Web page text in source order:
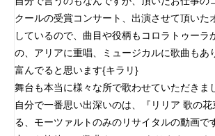
クールの受賞コンサート、出演させて頂いた
しているので、曲目や役柄もコロラトゥーラ
の、アリアに重唱、ミュージカルに歌曲もあ
富んでると思います{キラリ}
舞台も本当に様々な所で歌わせていただきま
自分で一番思い出深いのは、『リリア 歌の
る、モーツァルトのみのリサイタルの動画で